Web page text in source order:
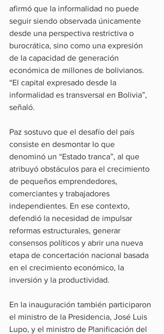
afirmó que la informalidad no puede
seguir siendo observada únicamente
desde una perspectiva restrictiva o
burocrática, sino como una expresión
de la capacidad de generación
económica de millones de bolivianos.
“El capital expresado desde la
informalidad es transversal en Bolivia”,
señaló.
Paz sostuvo que el desafío del país
consiste en desmontar lo que
denominó un “Estado tranca”, al que
atribuyó obstáculos para el crecimiento
de pequeños emprendedores,
comerciantes y trabajadores
independientes. En ese contexto,
defendió la necesidad de impulsar
reformas estructurales, generar
consensos políticos y abrir una nueva
etapa de concertación nacional basada
en el crecimiento económico, la
inversión y la productividad.
En la inauguración también participaron
el ministro de la Presidencia, José Luis
Lupo, y el ministro de Planificación del